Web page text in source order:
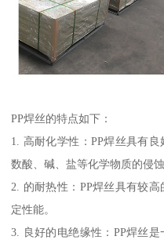
PP焊丝的特点如下：
1. 高耐化学性：PP焊丝具有
数酸、碱、盐等化学物质的侵蚀
2. 的耐热性：PP焊丝具有较
定性能。
3. 良好的电绝缘性：PP焊丝